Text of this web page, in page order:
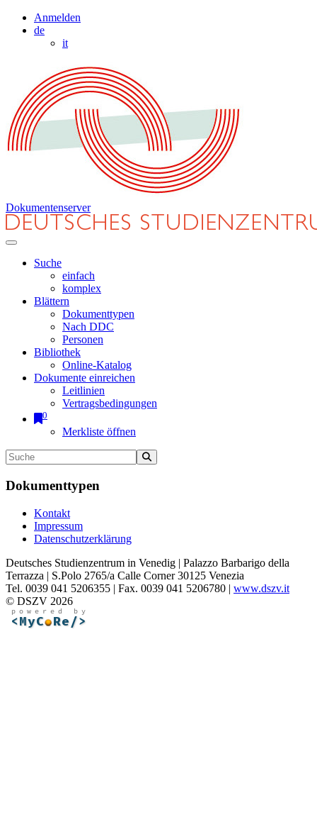
Anmelden
de
it
Dokumentenserver
Suche
einfach
komplex
Blättern
Dokumenttypen
Nach DDC
Personen
Bibliothek
Online-Katalog
Dokumente einreichen
Leitlinien
Vertragsbedingungen
0
Merkliste öffnen
Dokumenttypen
Kontakt
Impressum
Datenschutzerklärung
Deutsches Studienzentrum in Venedig | Palazzo Barbarigo della
Terrazza | S.Polo 2765/a Calle Corner 30125 Venezia
Tel. 0039 041 5206355 | Fax. 0039 041 5206780 | www.dszv.it
© DSZV 2026